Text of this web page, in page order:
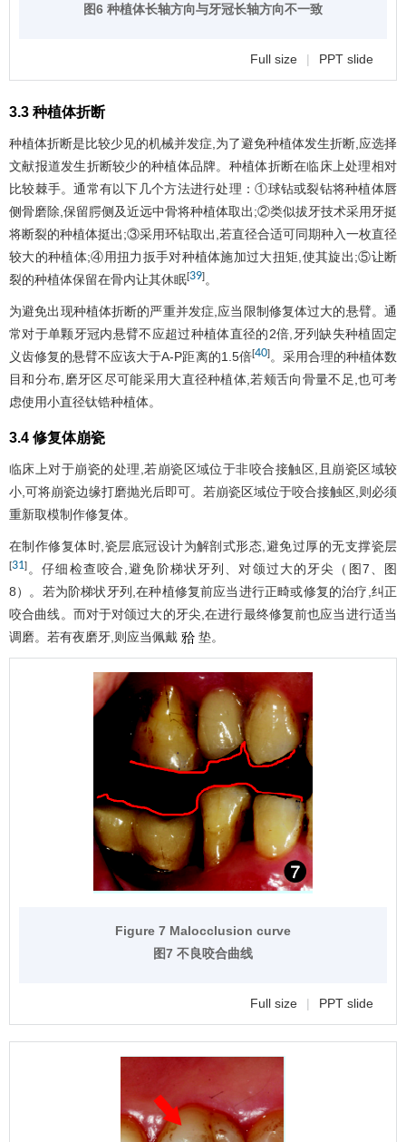
图6 种植体长轴方向与牙冠长轴方向不一致
Full size | PPT slide
3.3 种植体折断
种植体折断是比较少见的机械并发症,为了避免种植体发生折断,应选择
文献报道发生折断较少的种植体品牌。种植体折断在临床上处理相对
比较棘手。通常有以下几个方法进行处理：①球钻或裂钻将种植体唇
侧骨磨除,保留腭侧及近远中骨将种植体取出;②类似拔牙技术采用牙挺
将断裂的种植体挺出;③采用环钻取出,若直径合适可同期种入一枚直径
较大的种植体;④用扭力扳手对种植体施加过大扭矩,使其旋出;⑤让断
裂的种植体保留在骨内让其休眠[39]。
为避免出现种植体折断的严重并发症,应当限制修复体过大的悬臂。通
常对于单颗牙冠内悬臂不应超过种植体直径的2倍,牙列缺失种植固定
义齿修复的悬臂不应该大于A-P距离的1.5倍[40]。采用合理的种植体数
目和分布,磨牙区尽可能采用大直径种植体,若颊舌向骨量不足,也可考
虑使用小直径钛锆种植体。
3.4 修复体崩瓷
临床上对于崩瓷的处理,若崩瓷区域位于非咬合接触区,且崩瓷区域较
小,可将崩瓷边缘打磨抛光后即可。若崩瓷区域位于咬合接触区,则必须
重新取模制作修复体。
在制作修复体时,瓷层底冠设计为解剖式形态,避免过厚的无支撑瓷层
[31]。仔细检查咬合,避免阶梯状牙列、对颌过大的牙尖（ 图7、
图
8）。若为阶梯状牙列,在种植修复前应当进行正畸或修复的治疗,纠正
咬合曲线。而对于对颌过大的牙尖,在进行最终修复前也应当进行适当
调磨。若有夜磨牙,则应当佩戴
垫。
Figure 7 Malocclusion curve
图7 不良咬合曲线
Full size | PPT slide